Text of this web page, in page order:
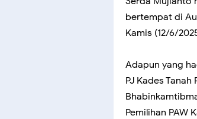
bertempat di
Kamis (12/6/
Adapun yang
PJ Kades Tanah
Pemilihan PAW